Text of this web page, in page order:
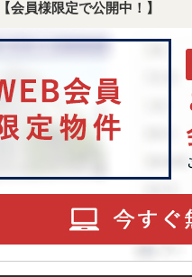
【会員様限定で公開中！】